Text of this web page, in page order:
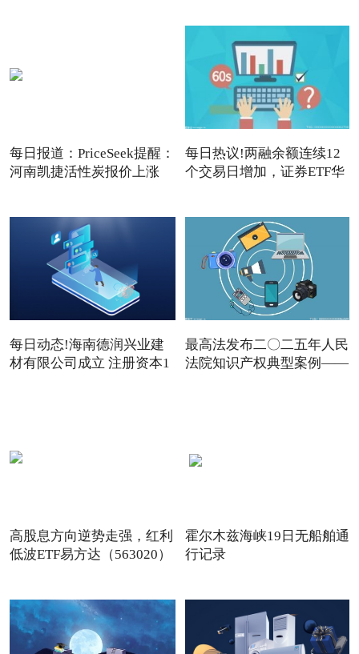
每日报道：PriceSeek提醒：
河南凯捷活性炭报价上涨
每日热议!两融余额连续12
个交易日增加，证券ETF华
每日动态!海南德润兴业建
材有限公司成立 注册资本1
最高法发布二〇二五年人民
法院知识产权典型案例——
高股息方向逆势走强，红利
低波ETF易方达（563020）
霍尔木兹海峡19日无船舶通
行记录